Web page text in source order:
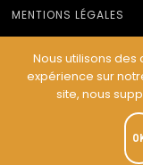
MENTIONS LÉGALES
© Le
Nous utilisons
expérience sur
site, nous